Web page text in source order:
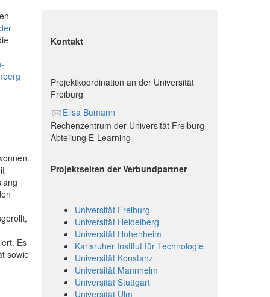
Es
sowie
Kontakt
Projektkoordination an der Universität
Freiburg
Elisa Bumann
Rechenzentrum der Universität Freiburg
Abteilung E-Learning
Projektseiten der Verbundpartner
________________________________
Universität Freiburg
Universität Heidelberg
Universität Hohenheim
Karlsruher Institut für Technologie
Universität Konstanz
Universität Mannheim
Universität Stuttgart
Universität Ulm